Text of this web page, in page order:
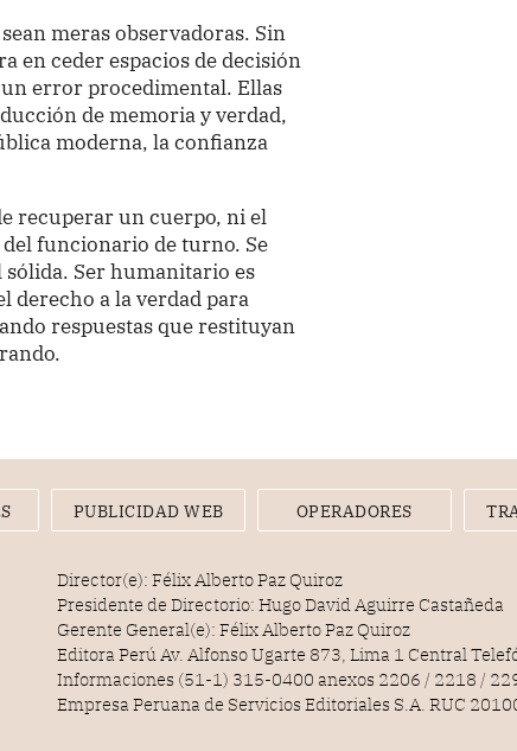
meras observadoras. Sin
en ceder espacios de decisión
error procedimental. Ellas
de memoria y verdad,
moderna, la confianza
recuperar un cuerpo, ni el
funcionario de turno. Se
Ser humanitario es
derecho a la verdad para
respuestas que restituyan
PUBLICIDAD WEB OPERADORES
Director(e): Félix Alberto Paz Quiroz
Presidente de Directorio: Hugo David Aguirre Castañeda
Gerente General(e): Félix Alberto Paz Quiroz
Editora Perú Av. Alfonso Ugarte 873, Lima 1 Central
Informaciones (51-1) 315-0400 anexos 2206 / 2218 /
Empresa Peruana de Servicios Editoriales S.A. RUC